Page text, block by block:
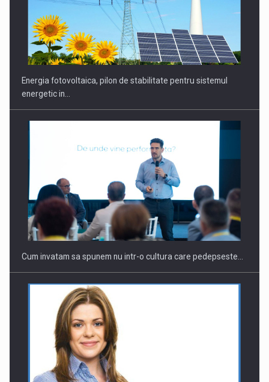
Webinar - Business Evolution-RETHINK STRATEGY-Finantare
Investitii Digitalizare
Cum invatam sa spunem nu intr-o cultura care pedepseste…
Ingredient Spotlight: What SKU Level Tracking Reveals About
Bakuchiol's…